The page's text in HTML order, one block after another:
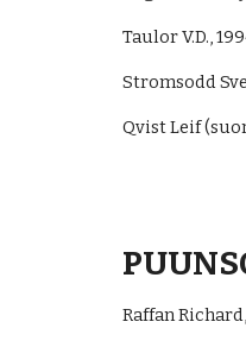
Taulor V.D.,
Stromsodd
Qvist Leif
Raffan